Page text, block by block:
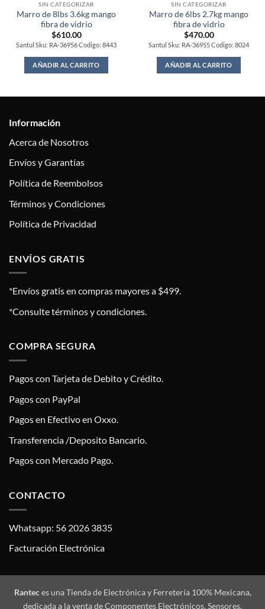
SIN CATEGORIZAR
Marro de 8lbs 3.6kg mango
fibra de vidrio
$610.00
Santul Sku: RA-36956 Codigo: 8443
AÑADIR AL CARRITO
SIN CATEGORIZAR
Marro de 6lbs 2.7kg mango
fibra de vidrio
$470.00
Santul Sku: RA-36955 Codigo: 8024
AÑADIR AL CARRITO
Información
Acerca de Nosotros
Envíos y Garantías
Política de Reembolsos
Términos y Condiciones
Política de Privacidad
ENVÍOS GRATIS
*Envíos gratis en compras mayores a $499.
*Consulte términos y condiciones.
COMPRA SEGURA
Pagos con Tarjeta de Debito y Crédito.
Pagos con PayPal
Pagos en Efectivo en Oxxo.
Transferencia /Deposito Bancario.
Pagos con Mercado Pago.
CONTACTO
Whatsapp: 56 2026 3835
Facturación Electrónica
Ranteces una Tienda de Electrónica y Ferretería 100% Mexicana,
dedicada a la venta de Componentes Electrónicos, Sensores,